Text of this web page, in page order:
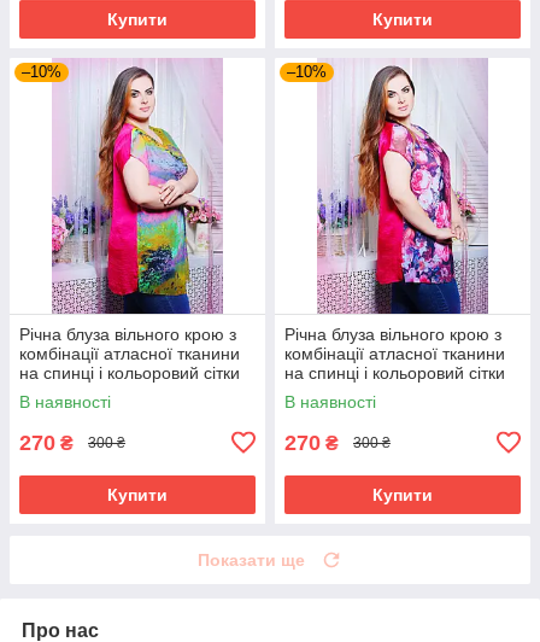
Купити Купити
–10%
Річна блуза вільного крою з
комбінації атласної тканини
на спинці і кольоровий сітки
великого розміру 52-62
В наявності
270 ₴ 300 ₴
Купити
–10%
Річна блуза вільного крою з
комбінації атласної тканини
на спинці і кольоровий сітки
великого розміру 52-62
В наявності
270 ₴ 300 ₴
Купити
Показати ще
Про нас